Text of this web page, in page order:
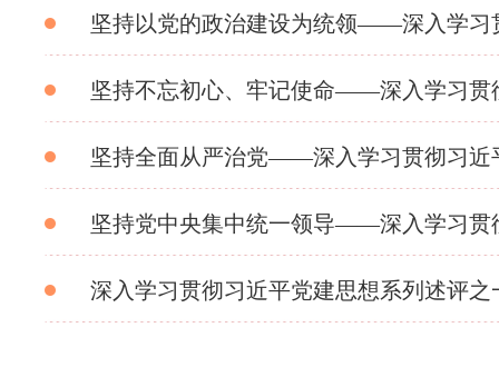
坚持以党的政治建设为统领——深入学习
坚持不忘初心、牢记使命——深入学习贯
坚持全面从严治党——深入学习贯彻习近
坚持党中央集中统一领导——深入学习贯
深入学习贯彻习近平党建思想系列述评之